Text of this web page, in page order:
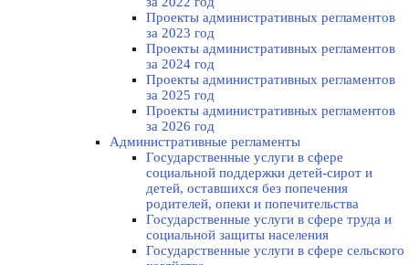
Проекты административных регламентов
за 2023 год
Проекты административных регламентов
за 2024 год
Проекты административных регламентов
за 2025 год
Проекты административных регламентов
за 2026 год
Административные регламенты
Государственные услуги в сфере
социальной поддержки детей-сирот и
детей, оставшихся без попечения
родителей, опеки и попечительства
Государственные услуги в сфере труда и
социальной защиты населения
Государственные услуги в сфере сельского